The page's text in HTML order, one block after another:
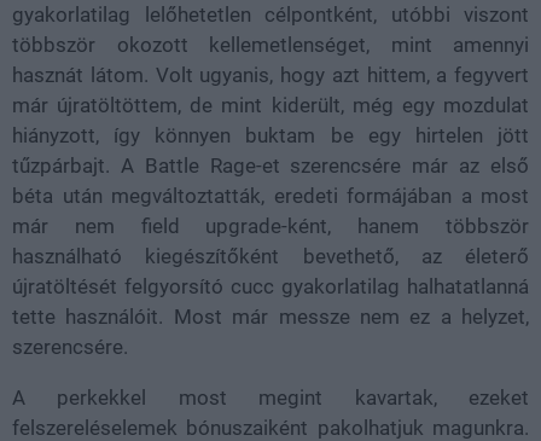
gyakorlatilag lelőhetetlen célpontként, utóbbi viszont
többször okozott kellemetlenséget, mint amennyi
hasznát látom. Volt ugyanis, hogy azt hittem, a fegyvert
már újratöltöttem, de mint kiderült, még egy mozdulat
hiányzott, így könnyen buktam be egy hirtelen jött
tűzpárbajt. A Battle Rage-et szerencsére már az első
béta után megváltoztatták, eredeti formájában a most
már nem field upgrade-ként, hanem többször
használható kiegészítőként bevethető, az életerő
újratöltését felgyorsító cucc gyakorlatilag halhatatlanná
tette használóit. Most már messze nem ez a helyzet,
szerencsére.
A perkekkel most megint kavartak, ezeket
felszereléselemek bónuszaiként pakolhatjuk magunkra.